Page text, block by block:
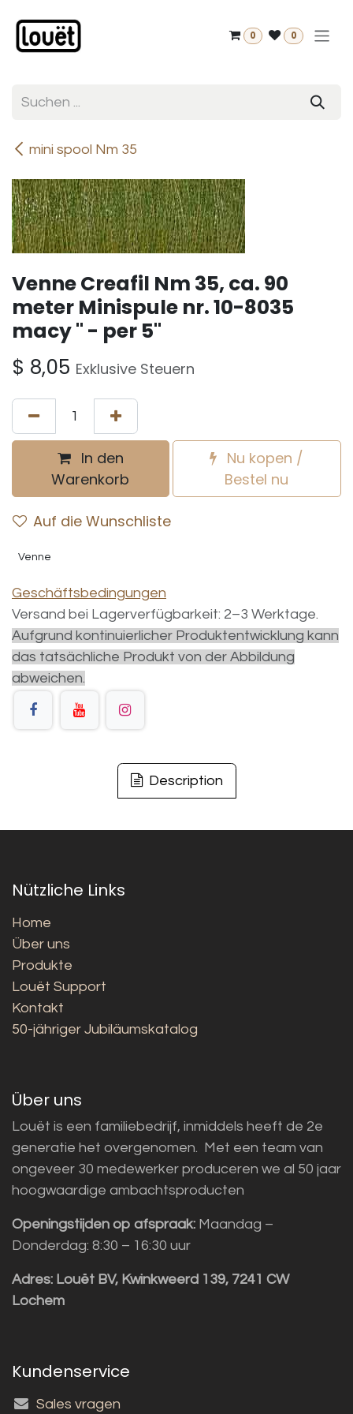
0 0
mini spool Nm 35
Venne Creafil Nm 35, ca. 90
meter Minispule nr. 10-8035
macy " - per 5"
$ 8,05 Exklusive Steuern
In den
Warenkorb
Nu kopen /
Bestel nu
Auf die Wunschliste
Venne
Geschäftsbedingungen
Versand bei Lagerverfügbarkeit: 2–3 Werktage.
Aufgrund kontinuierlicher Produktentwicklung kann
das tatsächliche Produkt von der Abbildung
abweichen.
Description
Nützliche Links
Home
Über uns
Produkte
Louët Support
Kontakt
50-jähriger Jubiläumskatalog
Über uns
Louët is een familiebedrijf, inmiddels heeft de 2e
generatie het overgenomen. Met een team van
ongeveer 30 medewerker produceren we al 50 jaar
hoogwaardige ambachtsproducten
Openingstijden op afspraak: Maandag –
Donderdag: 8:30 – 16:30 uur
Adres: Louët BV, Kwinkweerd 139, 7241 CW
Lochem
Kundenservice
Sales vragen